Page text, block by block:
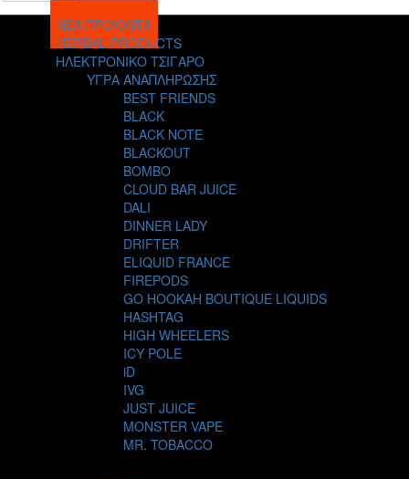
ΝΕΑ ΠΡΟΪΟΝΤΑ
HERBAL PRODUCTS
ΗΛΕΚΤΡΟΝΙΚΟ ΤΣΙΓΑΡΟ
ΥΓΡΑ ΑΝΑΠΛΗΡΩΣΗΣ
BEST FRIENDS
BLACK
BLACK NOTE
BLACKOUT
BOMBO
CLOUD BAR JUICE
DALI
DINNER LADY
DRIFTER
ELIQUID FRANCE
FIREPODS
GO HOOKAH BOUTIQUE LIQUIDS
HASHTAG
HIGH WHEELERS
ICY POLE
iD
IVG
JUST JUICE
MONSTER VAPE
MR. TOBACCO